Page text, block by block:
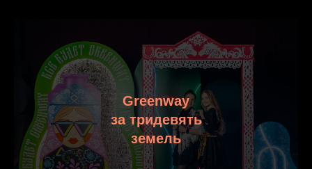
Greenway
за тридевять
земель